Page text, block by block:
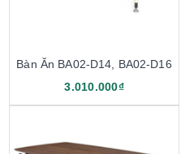
Bàn Ăn BA02-D14, BA02-D16
3.010.000₫